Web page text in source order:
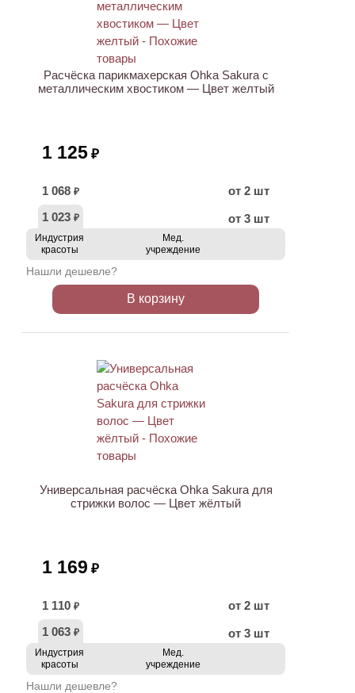
Расчёска парикмахерская Ohka Sakura с
металлическим хвостиком — Цвет желтый
1 125 ₽
1 068 ₽
от 2 шт
1 023 ₽ от 3 шт
Индустрия
красоты
Мед.
учреждение
Нашли дешевле?
В корзину
Универсальная расчёска Ohka Sakura для
стрижки волос — Цвет жёлтый
1 169 ₽
1 110 ₽
от 2 шт
1 063 ₽ от 3 шт
Индустрия
красоты
Мед.
учреждение
Нашли дешевле?